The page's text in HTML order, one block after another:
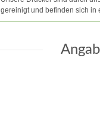
gereinigt und befinden sich in